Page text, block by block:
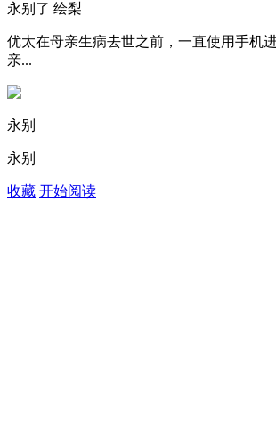
永别了 绘梨
优太在母亲生病去世之前，一直使用手机
亲...
永别
永别
收藏 开始阅读